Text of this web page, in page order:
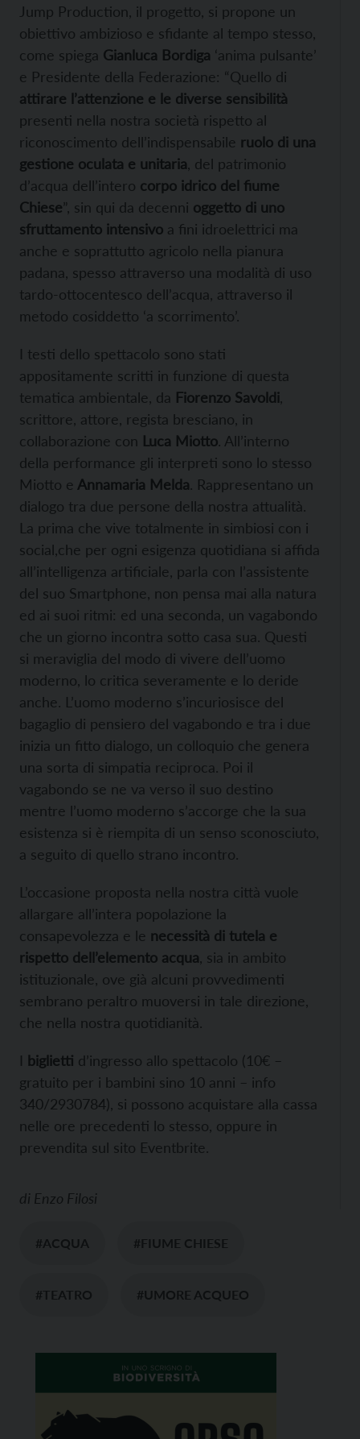
Jump Production, il progetto, si propone un
obiettivo ambizioso e sfidante al tempo stesso,
come spiega Gianluca Bordiga ‘anima pulsante’
e Presidente della Federazione: “Quello di
attirare l’attenzione e le diverse sensibilità
presenti nella nostra società rispetto al
riconoscimento dell’indispensabile ruolo di una
gestione oculata e unitaria , del patrimonio
d’acqua dell’intero corpo idrico del fiume
Chiese”, sin qui da decenni oggetto di uno
sfruttamento intensivo a fini idroelettrici ma
anche e soprattutto agricolo nella pianura
padana, spesso attraverso una modalità di uso
tardo-ottocentesco dell’acqua, attraverso il
metodo cosiddetto ‘a scorrimento’.
I testi dello spettacolo sono stati
appositamente scritti in funzione di questa
tematica ambientale, da Fiorenzo Savoldi
scrittore, attore, regista bresciano, in
collaborazione con Luca Miotto. All’interno
della performance gli interpreti sono lo stesso
Miotto e Annamaria Melda. Rappresentano un
dialogo tra due persone della nostra attualità.
La prima che vive totalmente in simbiosi con i
social,che per ogni esigenza quotidiana si affida
all’intelligenza artificiale, parla con l’assistente
del suo Smartphone, non pensa mai alla natura
ed ai suoi ritmi: ed una seconda, un vagabondo
che un giorno incontra sotto casa sua. Questi
si meraviglia del modo di vivere dell’uomo
moderno, lo critica severamente e lo deride
anche. L’uomo moderno s’incuriosisce del
bagaglio di pensiero del vagabondo e tra i due
inizia un fitto dialogo, un colloquio che genera
una sorta di simpatia reciproca. Poi il
vagabondo se ne va verso il suo destino
mentre l’uomo moderno s’accorge che la sua
esistenza si è riempita di un senso sconosciuto,
a seguito di quello strano incontro.
L’occasione proposta nella nostra città vuole
allargare all’intera popolazione la
consapevolezza e le necessità di tutela e
rispetto dell’elemento acqua , sia in ambito
istituzionale, ove già alcuni provvedimenti
sembrano peraltro muoversi in tale direzione,
che nella nostra quotidianità.
I biglietti d’ingresso allo spettacolo (10€ –
gratuito per i bambini sino 10 anni – info
340/2930784), si possono acquistare alla cassa
nelle ore precedenti lo stesso, oppure in
prevendita sul sito Eventbrite.
di Enzo Filosi
#ACQUA #FIUME CHIESE
#TEATRO #UMORE ACQUEO